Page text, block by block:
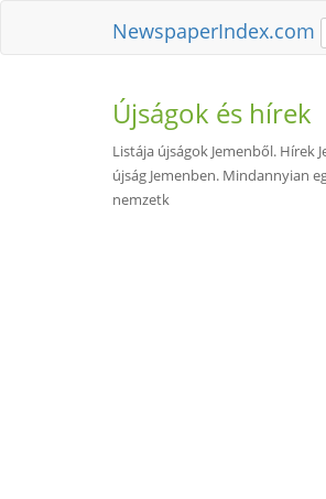
NewspaperIndex.com
Újságok és hírek
Listája újságok Jemenből. Hírek
újság Jemenben. Mindannyian
nemzetk